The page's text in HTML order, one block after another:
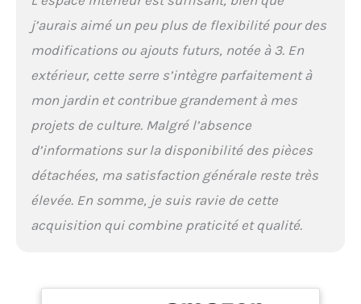
j’aurais aimé un peu plus de flexibilité pour des
modifications ou ajouts futurs, notée à 3. En
extérieur, cette serre s’intègre parfaitement à
mon jardin et contribue grandement à mes
projets de culture. Malgré l’absence
d’informations sur la disponibilité des pièces
détachées, ma satisfaction générale reste très
élevée. En somme, je suis ravie de cette
acquisition qui combine praticité et qualité.